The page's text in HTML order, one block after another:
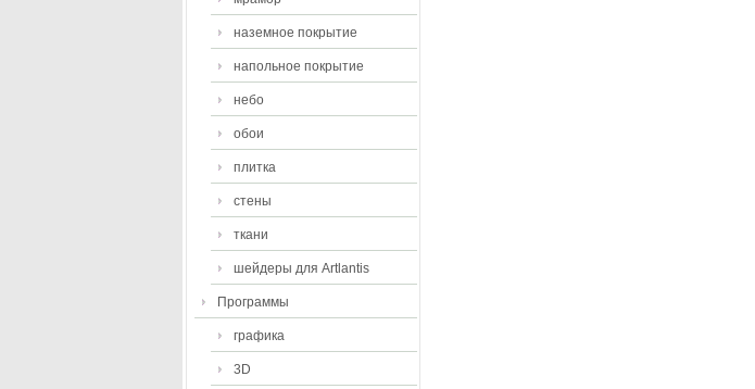
наземное покрытие
напольное покрытие
небо
обои
плитка
стены
ткани
шейдеры для Artlantis
Программы
графика
3D